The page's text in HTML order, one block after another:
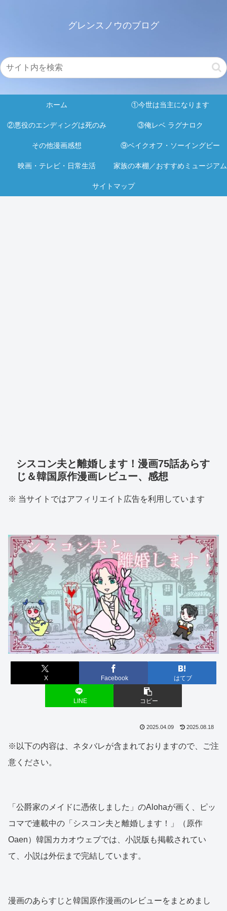
グレンスノウのブログ
ホーム ①今世は当主になります
②悪役のエンディングは死のみ ③俺レベ ラグナロク
その他漫画感想 ⑨ベイクオフ・ソーイングビー
映画・テレビ・日常生活 家族の本棚／おすすめミュージアム
サイトマップ
シスコン夫と離婚します！漫画75話あらす
じ＆韓国原作漫画レビュー、感想
※ 当サイトではアフィリエイト広告を利用しています
X Facebook はてブ
LINE コピー
2025.04.09 2025.08.18
※以下の内容は、ネタバレが含まれておりますので、ご注
意ください。
「公爵家のメイドに憑依しました」のAlohaが画く、ピッ
コマで連載中の「シスコン夫と離婚します！」（原作
Oaen）韓国カカオウェブでは、小説版も掲載されてい
て、小説は外伝まで完結しています。
漫画のあらすじと韓国原作漫画のレビューをまとめまし